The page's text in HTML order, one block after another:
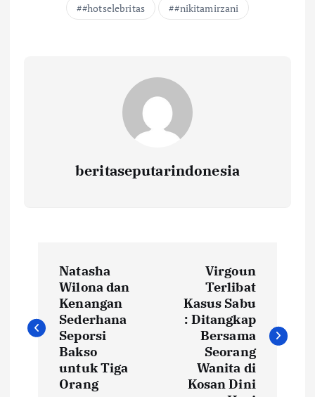
#hotselebritas
#nikitamirzani
beritaseputarindonesia
v
Natasha
Wilona dan
Kenangan
Sederhana
Seporsi
Bakso
untuk Tiga
Orang
Virgoun
Terlibat
Kasus Sabu
: Ditangkap
Bersama
Seorang
Wanita di
Kosan Dini